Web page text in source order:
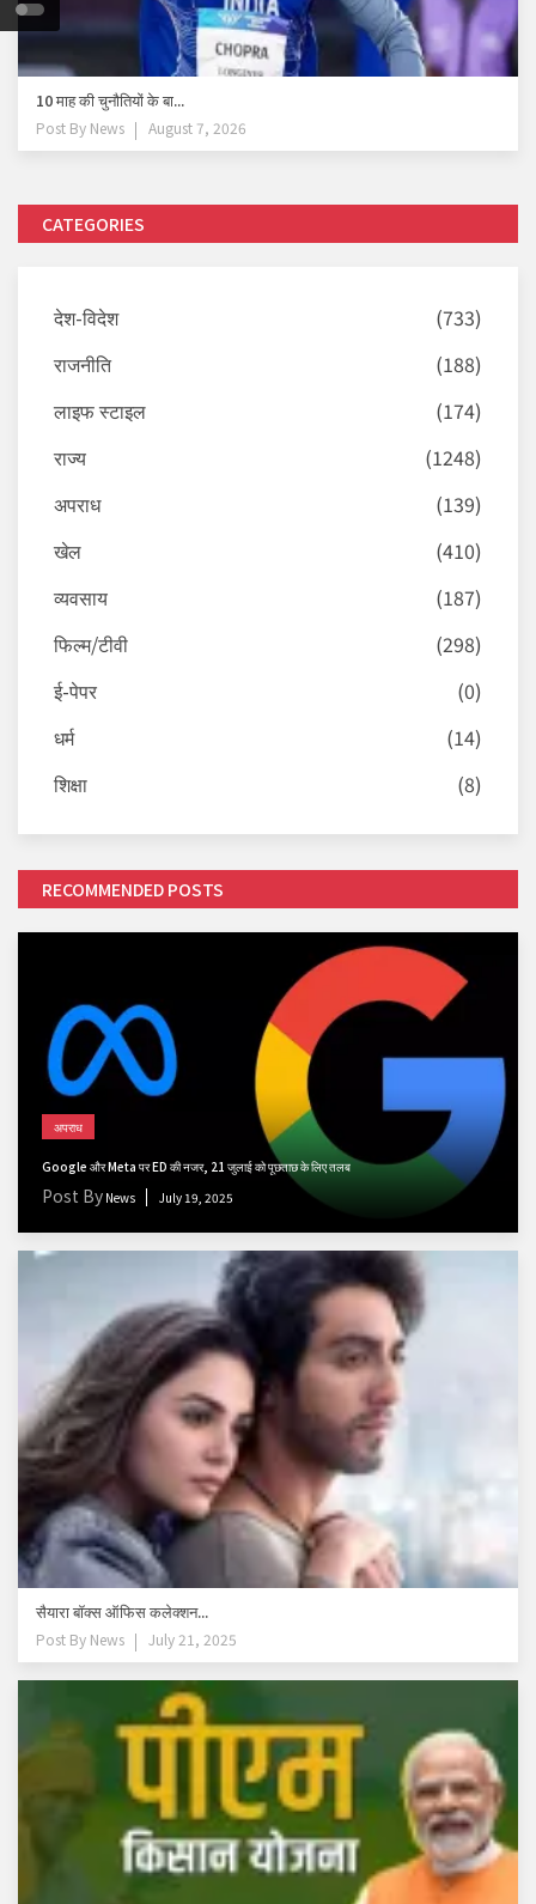
10 माह की चुनौतियों के बा...
Post By News August 7, 2026
CATEGORIES
देश-विदेश
(733)
राजनीति
(188)
लाइफ स्टाइल
(174)
राज्य
(1248)
अपराध
(139)
खेल
(410)
व्यवसाय
(187)
फिल्म/टीवी
(298)
ई-पेपर
(0)
धर्म
(14)
शिक्षा
(8)
RECOMMENDED POSTS
अपराध
Google और Meta पर ED की नजर, 21 जुलाई को पूछताछ के लिए तलब
Post By News July 19, 2025
सैयारा बॉक्स ऑफिस कलेक्शन...
Post By News July 21, 2025